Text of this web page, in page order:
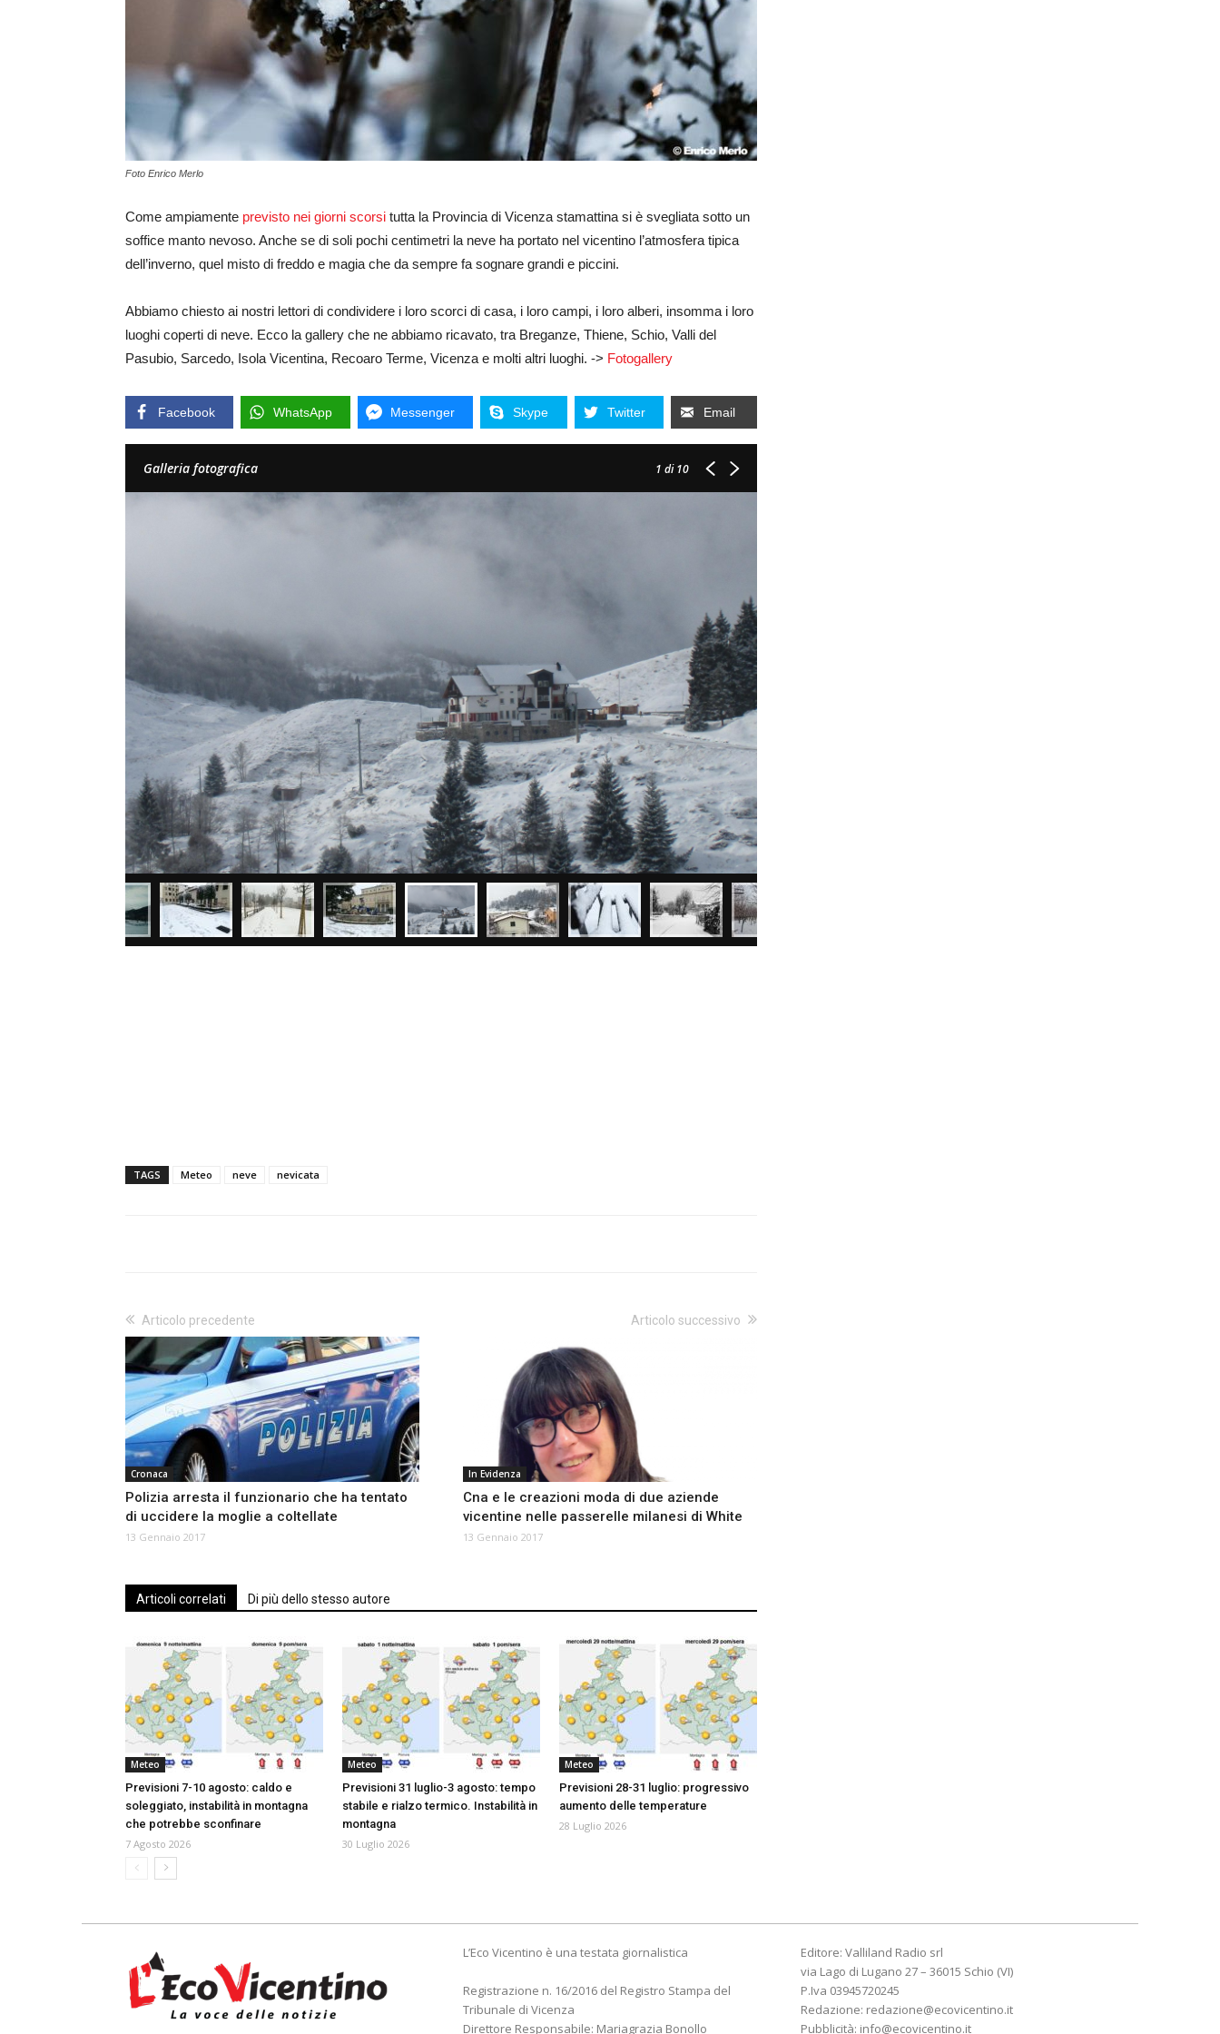
Foto Enrico Merlo
Come ampiamente previsto nei giorni scorsi tutta la Provincia di Vicenza stamattina si è svegliata sotto un
soffice manto nevoso. Anche se di soli pochi centimetri la neve ha portato nel vicentino l’atmosfera tipica
dell’inverno, quel misto di freddo e magia che da sempre fa sognare grandi e piccini.
Abbiamo chiesto ai nostri lettori di condividere i loro scorci di casa, i loro campi, i loro alberi, insomma i loro
luoghi coperti di neve. Ecco la gallery che ne abbiamo ricavato, tra Breganze, Thiene, Schio, Valli del
Pasubio, Sarcedo, Isola Vicentina, Recoaro Terme, Vicenza e molti altri luoghi. -> Fotogallery
Facebook WhatsApp Messenger Skype Twitter Email
Galleria fotografica 1 di 10
TAGS Meteo neve nevicata
Articolo precedente
Cronaca
Polizia arresta il funzionario che ha tentato
di uccidere la moglie a coltellate
13 Gennaio 2017
Articolo successivo
In Evidenza
Cna e le creazioni moda di due aziende
vicentine nelle passerelle milanesi di White
13 Gennaio 2017
Articoli correlati Di più dello stesso autore
Meteo
Previsioni 7-10 agosto: caldo e
soleggiato, instabilità in montagna
che potrebbe sconfinare
7 Agosto 2026
Meteo
Previsioni 31 luglio-3 agosto: tempo
stabile e rialzo termico. Instabilità in
montagna
30 Luglio 2026
Meteo
Previsioni 28-31 luglio: progressivo
aumento delle temperature
28 Luglio 2026
L’Eco Vicentino è una testata giornalistica
Registrazione n. 16/2016 del Registro Stampa del
Tribunale di Vicenza
Direttore Responsabile: Mariagrazia Bonollo
Editore: Valliland Radio srl
via Lago di Lugano 27 – 36015 Schio (VI)
P.Iva 03945720245
Redazione: redazione@ecovicentino.it
Pubblicità: info@ecovicentino.it